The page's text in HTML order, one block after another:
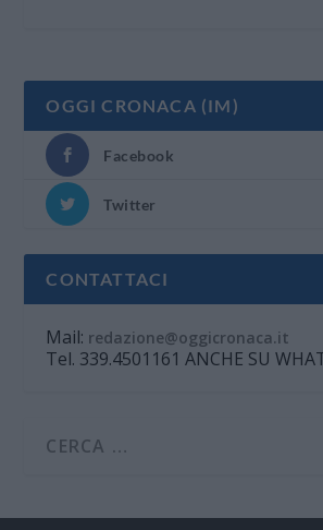
OGGI CRONACA (IM)
Facebook
Twitter
CONTATTACI
Mail: redazione@oggicronaca.it
Tel. 339.4501161 ANCHE SU